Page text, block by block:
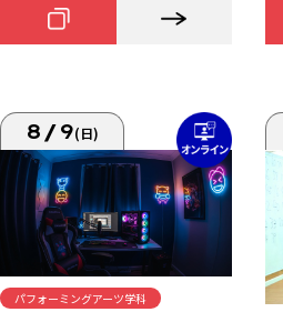
8/9(日)
パフォーミングアーツ学科